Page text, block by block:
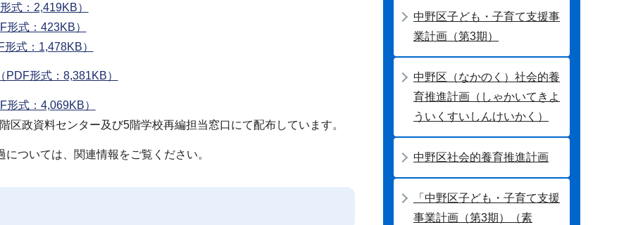
式：2,419KB）
式：423KB）
式：1,478KB）
形式：8,381KB）
形式：4,069KB）
政資料センター及び5階学校再編担当窓口にて配布しています。
ついては、関連情報をご覧ください。
中野区子ども・子育て支援事
業計画（第3期）
中野区（なかのく）社会的養
育推進計画（しゃかいてきよ
ういくすいしんけいかく）
中野区社会的養育推進計画
「中野区子ども・子育て支援
事業計画（第3期）（素